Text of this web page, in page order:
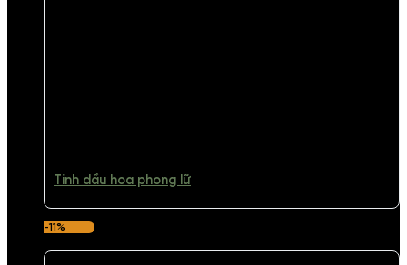
Tinh dầu hoa phong lữ
-11%